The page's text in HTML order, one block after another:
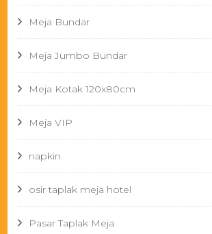
Meja Bundar
Meja Jumbo Bundar
Meja Kotak 120x80cm
Meja VIP
napkin
osir taplak meja hotel
Pasar Taplak Meja